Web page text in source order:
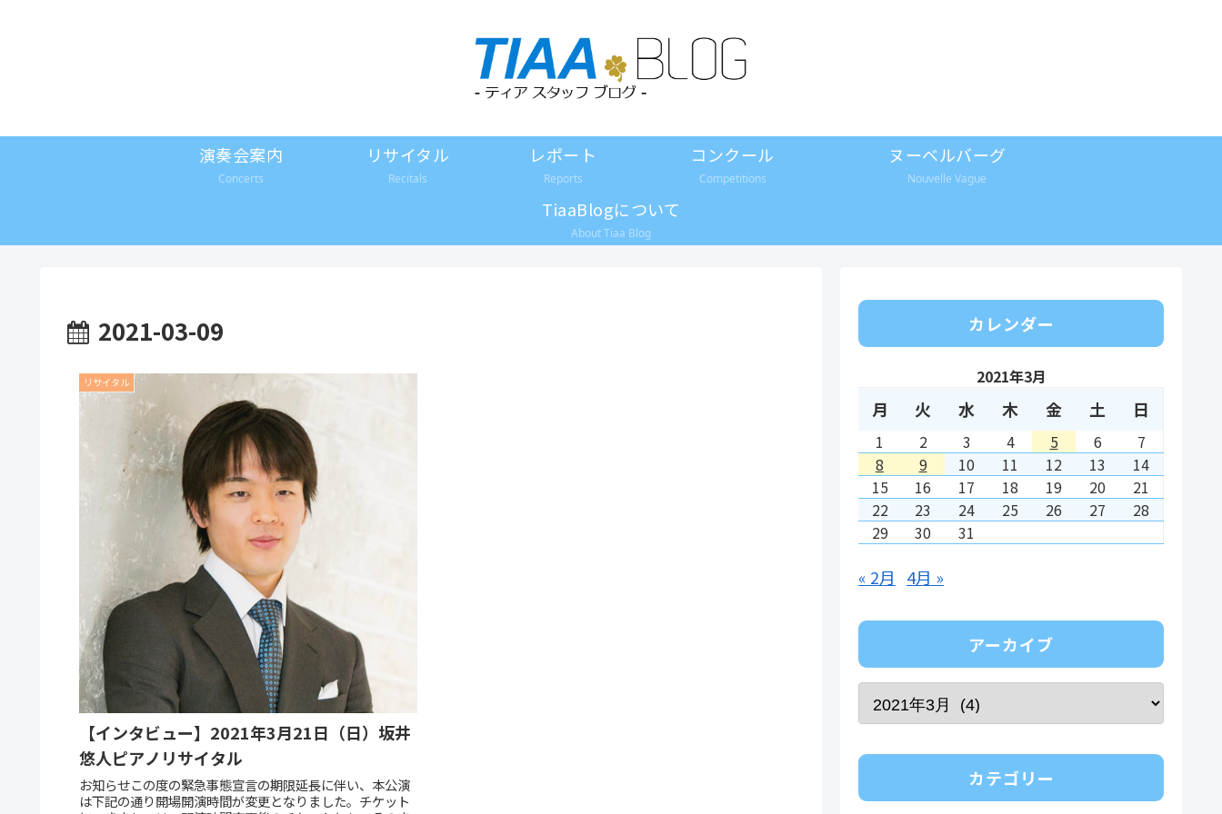
演奏会案内
Concerts
リサイタル
Recitals
レポート
Reports
コンクール
Competitions
ヌーベルバーグ
Nouvelle Vague
TiaaBlogについて
About Tiaa Blog
2021-03-09
リサイタル
【インタビュー】2021年3月21日（日）坂井
悠人ピアノリサイタル
お知らせこの度の緊急事態宣言の期限延長に伴い、本公演
は下記の通り開場開演時間が変更となりました。チケット
カレンダー
2021年3月
月 火 水 木 金 土 日
1 2 3 4 5 6
7
8
9 10 11 12 13
14
15
16 17 18 19 20
21
22
23 24 25 26 27
28
29
30 31
« 2月 4月 »
アーカイブ
カテゴリー